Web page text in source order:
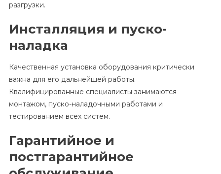
разгрузки.
Инсталляция и пуско-
наладка
Качественная установка оборудования критически
важна для его дальнейшей работы.
Квалифицированные специалисты занимаются
монтажом, пуско-наладочными работами и
тестированием всех систем.
Гарантийное и
постгарантийное